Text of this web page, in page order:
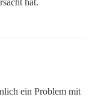
ein Problem mit